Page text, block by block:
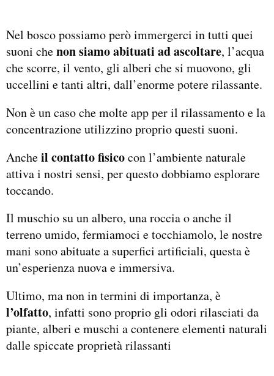
Nel bosco possiamo però immergerci in tutti quei
suoni chenon siamo abituati ad ascoltare, l’acqua
che scorre, il vento, gli alberi che si muovono, gli
uccellini e tanti altri, dall’enorme potere rilassante.
Non è un caso che molte app per il rilassamento e la
concentrazione utilizzino proprio questi suoni.
Ancheil contatto fisicocon l’ambiente naturale
attiva i nostri sensi, per questo dobbiamo esplorare
toccando.
Il muschio su un albero, una roccia o anche il
terreno umido, fermiamoci e tocchiamolo, le nostre
mani sono abituate a superfici artificiali, questa è
un’esperienza nuova e immersiva.
Ultimo, ma non in termini di importanza, è
l’olfatto, infatti sono proprio gli odori rilasciati da
piante, alberi e muschi a contenere elementi naturali
dalle spiccate proprietà rilassanti